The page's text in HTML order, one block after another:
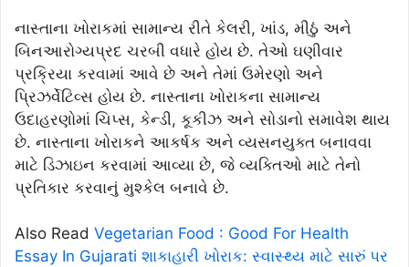
નાસ્તાના ખોરાકમાં સામાન્ય રીતે કેલરી, ખાંડ, મીઠું અને
બિનઆરોગ્યપ્રદ ચરબી વધારે હોય છે. તેઓ ઘણીવાર
પ્રક્રિયા કરવામાં આવે છે અને તેમાં ઉમેરણો અને
પ્રિઝર્વેટિવ્સ હોય છે. નાસ્તાના ખોરાકના સામાન્ય
ઉદાહરણોમાં ચિપ્સ, કેન્ડી, કૂકીઝ અને સોડાનો સમાવેશ થાય
છે. નાસ્તાના ખોરાકને આકર્ષક અને વ્યસનયુક્ત બનાવવા
માટે ડિઝાઇન કરવામાં આવ્યા છે, જે વ્યક્તિઓ માટે તેનો
પ્રતિકાર કરવાનું મુશ્કેલ બનાવે છે.
Also Read Vegetarian Food : Good For Health
Essay In Gujarati શાકાહારી ખોરાક: સ્વાસ્થ્ય માટે સારું પર